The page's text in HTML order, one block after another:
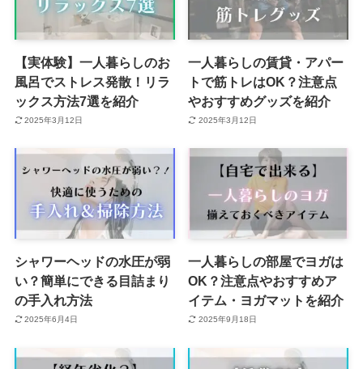
【実体験】一人暮らしのお
風呂でストレス発散！リラ
ックス方法7選を紹介
2025年3月12日
一人暮らしの賃貸・アパー
トで筋トレはOK？注意点
やおすすめグッズを紹介
2025年3月12日
シャワーヘッドの水圧が弱
い？簡単にできる目詰まり
の手入れ方法
2025年6月4日
一人暮らしの部屋でヨガは
OK？注意点やおすすめア
イテム・ヨガマットを紹介
2025年9月18日